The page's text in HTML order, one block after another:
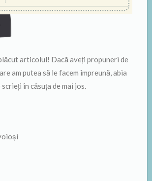
articolul! Dacă aveți propuneri de
am putea să le facem împreună, abia
în căsuța de mai jos.